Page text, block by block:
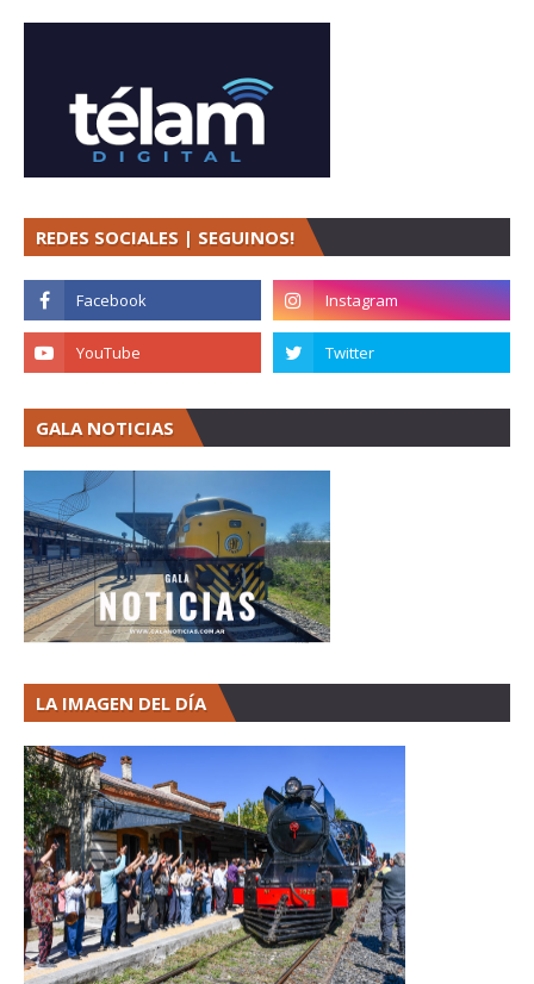
REDES SOCIALES | SEGUINOS!
GALA NOTICIAS
LA IMAGEN DEL DÍA